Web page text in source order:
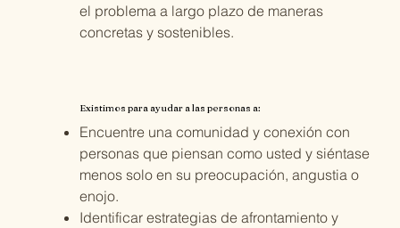
el problema a largo plazo de maneras
concretas y sostenibles.
Existimos para ayudar a las personas a:
Encuentre una comunidad y conexión con
personas que piensan como usted y siéntase
menos solo en su preocupación, angustia o
enojo.
Identificar estrategias de afrontamiento y